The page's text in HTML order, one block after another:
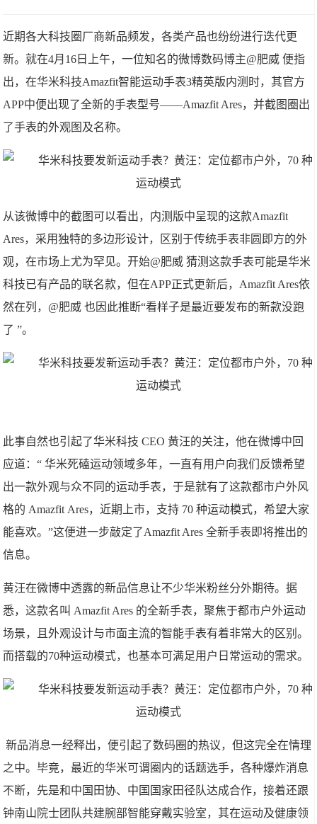
近期各大科技圈厂商新品频发，各类产品也纷纷进行迭代更
新。就在4月 16 日上午，一位知名的微博数码博主@肥威 便指
出，在华米科技Amazfit智能运动手表3精英版内测时，其官方
APP中便出现了全新的手表型号——Amazfit Ares，并截图圈出
了手表的外观图及名称。
从该微博中的截图可以看出，内测版中呈现的这款Amazfit
Ares，采用独特的多边形设计，区别于传统手表非圆即方的外
观，在市场上尤为罕见。开始@肥威 猜测这款手表可能是华米
科技已有产品的联名款，但在APP正式更新后， Amazfit Ares依
然在列， @肥威 也因此推断“看样子是最近要发布的新款没跑
了 ”。
此事自然也引起了华米科技 CEO黄汪的关注，他在微博中回
应道：“华米死磕运动领域多年，一直有用户向我们反馈希望
出一款外观与众不同的运动手表，于是就有了这款都市户外风
格的 Amazfit Ares，近期上市，支持 70种运动模式，希望大家
能喜欢。”这便进一步敲定了Amazfit Ares全新手表即将推出的
信息。
黄汪在微博中透露的新品信息让不少华米粉丝分外期待。据
悉，这款名叫 Amazfit Ares 的全新手表，聚焦于都市户外运动
场景，且外观设计与市面主流的智能手表有着非常大的区别。
而搭载的70种运动模式，也基本可满足用户日常运动的需求。
新品消息一经释出，便引起了数码圈的热议，但这完全在情理
之中。毕竟，最近的华米可谓圈内的话题选手，各种爆炸消息
不断，先是和中国田协、中国国家田径队达成合作，接着还跟
钟南山院士团队共建腕部智能穿戴实验室，其在运动及健康领